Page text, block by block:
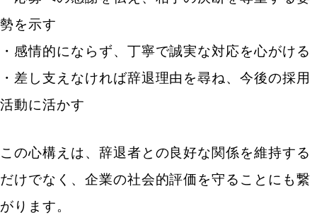
勢を示す
・感情的にならず、丁寧で誠実な対応を心がける
・差し支えなければ辞退理由を尋ね、今後の採用
活動に活かす
この心構えは、辞退者との良好な関係を維持する
だけでなく、企業の社会的評価を守ることにも繋
がります。